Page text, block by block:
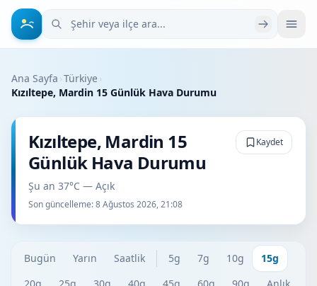
Şehir veya ilçe ara
Ana Sayfa ›Türkiye›
Kızıltepe, Mardin 15 Günlük Hava Durumu
Kızıltepe, Mardin 15
Günlük Hava Durumu
Şu an 37°C — Açık
Son güncelleme:8 Ağustos 2026, 21:08
Kaydet
Bugün Yarın Saatlik 5g 7g 10g
15g